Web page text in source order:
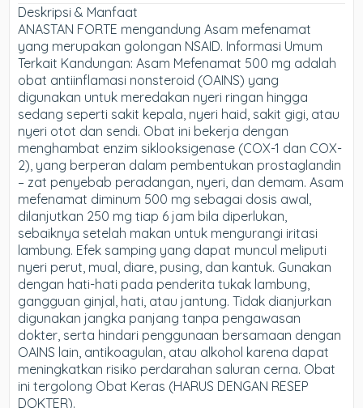
Deskripsi & Manfaat
ANASTAN FORTE mengandung Asam mefenamat
yang merupakan golongan NSAID. Informasi Umum
Terkait Kandungan: Asam Mefenamat 500 mg adalah
obat antiinflamasi nonsteroid (OAINS) yang
digunakan untuk meredakan nyeri ringan hingga
sedang seperti sakit kepala, nyeri haid, sakit gigi, atau
nyeri otot dan sendi. Obat ini bekerja dengan
menghambat enzim siklooksigenase (COX-1 dan COX-
2), yang berperan dalam pembentukan prostaglandin
– zat penyebab peradangan, nyeri, dan demam. Asam
mefenamat diminum 500 mg sebagai dosis awal,
dilanjutkan 250 mg tiap 6 jam bila diperlukan,
sebaiknya setelah makan untuk mengurangi iritasi
lambung. Efek samping yang dapat muncul meliputi
nyeri perut, mual, diare, pusing, dan kantuk. Gunakan
dengan hati-hati pada penderita tukak lambung,
gangguan ginjal, hati, atau jantung. Tidak dianjurkan
digunakan jangka panjang tanpa pengawasan
dokter, serta hindari penggunaan bersamaan dengan
OAINS lain, antikoagulan, atau alkohol karena dapat
meningkatkan risiko perdarahan saluran cerna. Obat
ini tergolong Obat Keras (HARUS DENGAN RESEP
DOKTER).